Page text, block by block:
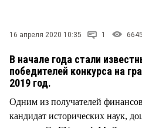
16 апреля 2020 10:35 1 6645
В начале года стали
победителей конкурса на
2019 год.
Одним из получателей
кандидат исторических наук,